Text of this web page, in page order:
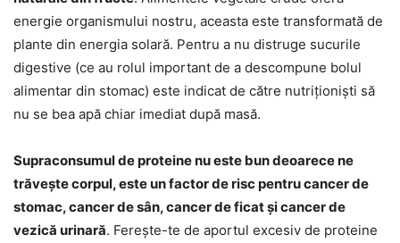
energie organismului nostru, aceasta este transformată de
plante din energia solară. Pentru a nu distruge sucurile
digestive (ce au rolul important de a descompune bolul
alimentar din stomac) este indicat de către nutriționiști să
nu se bea apă chiar imediat după masă.
Supraconsumul de proteine nu este bun deoarece ne
trăvește corpul, este un factor de risc pentru cancer de
stomac, cancer de sân, cancer de ficat și cancer de
vezică urinară. Ferește-te de aportul excesiv de proteine